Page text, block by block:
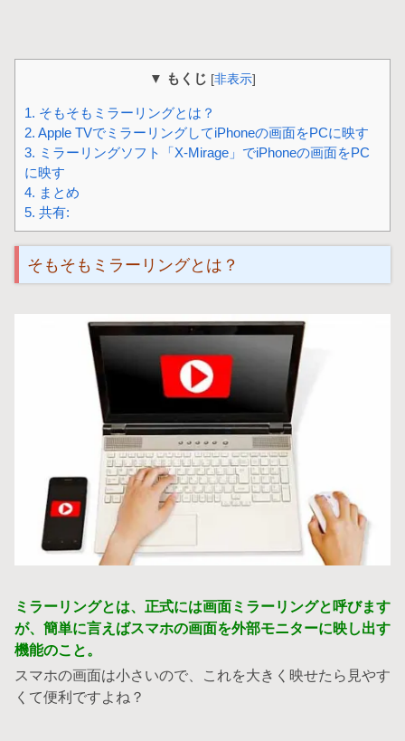
▼ もくじ [非表示]
1. そもそもミラーリングとは？
2. Apple TVでミラーリングしてiPhoneの画面をPCに映す
3. ミラーリングソフト「X-Mirage」でiPhoneの画面をPC
に映す
4. まとめ
5. 共有:
そもそもミラーリングとは？
ミラーリングとは、正式には画面ミラーリングと呼びます
が、簡単に言えばスマホの画面を外部モニターに映し出す
機能のこと。
スマホの画面は小さいので、これを大きく映せたら見やす
くて便利ですよね？